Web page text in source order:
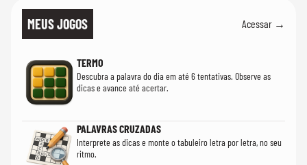
MEUS JOGOS Acessar →
TERMO
Descubra a palavra do dia em até 6 tentativas. Observe as
dicas e avance até acertar.
PALAVRAS CRUZADAS
Interprete as dicas e monte o tabuleiro letra por letra, no seu
ritmo.